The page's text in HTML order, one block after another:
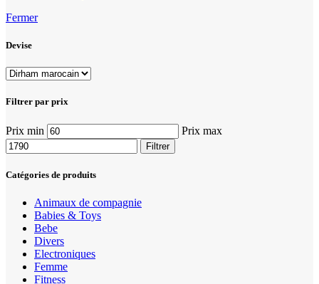
Fermer
Devise
Filtrer par prix
Prix min Prix max
Filtrer
Catégories de produits
Animaux de compagnie
Babies & Toys
Bebe
Divers
Electroniques
Femme
Fitness